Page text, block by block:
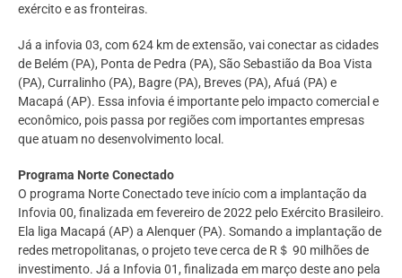
exército e as fronteiras.
Já a infovia 03, com 624 km de extensão, vai conectar as cidades
de Belém (PA), Ponta de Pedra (PA), São Sebastião da Boa Vista
(PA), Curralinho (PA), Bagre (PA), Breves (PA), Afuá (PA) e
Macapá (AP). Essa infovia é importante pelo impacto comercial e
econômico, pois passa por regiões com importantes empresas
que atuam no desenvolvimento local.
Programa Norte Conectado
O programa Norte Conectado teve início com a implantação da
Infovia 00, finalizada em fevereiro de 2022 pelo Exército Brasileiro.
Ela liga Macapá (AP) a Alenquer (PA). Somando a implantação de
redes metropolitanas, o projeto teve cerca de R＄ 90 milhões de
investimento. Já a Infovia 01, finalizada em março deste ano pela